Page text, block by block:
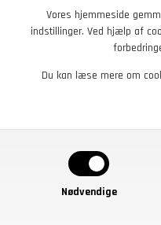
Vores hjemmeside
indstillinger. Ved hjælp af
Du kan læse mere om
Nødvendige